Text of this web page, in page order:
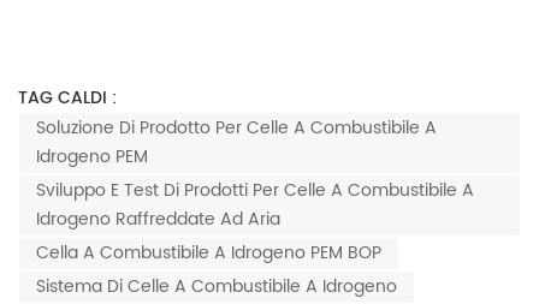
TAG CALDI :
Soluzione Di Prodotto Per Celle A Combustibile A
Idrogeno PEM
Sviluppo E Test Di Prodotti Per Celle A Combustibile A
Idrogeno Raffreddate Ad Aria
Cella A Combustibile A Idrogeno PEM BOP
Sistema Di Celle A Combustibile A Idrogeno